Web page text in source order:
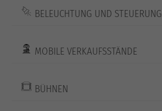
BELEUCHTUNG UND STEUERUNG
MOBILE VERKAUFSSTÄNDE
BÜHNEN